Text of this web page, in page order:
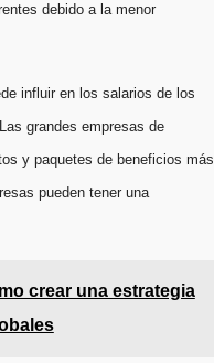
debido a la menor
influir en los salarios de los
grandes empresas de
y paquetes de beneficios más
pueden tener una
crear una estrategia